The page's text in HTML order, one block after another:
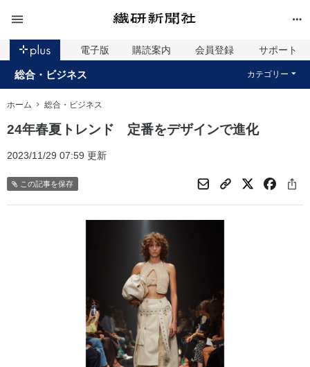
電子版 購読案内 会員登録 サポート
総合・ビジネス カテゴリー
ホーム 総合・ビジネス
24年春夏トレンド 定番をデザインで進化
2023/11/29 07:59 更新
この記事を保存